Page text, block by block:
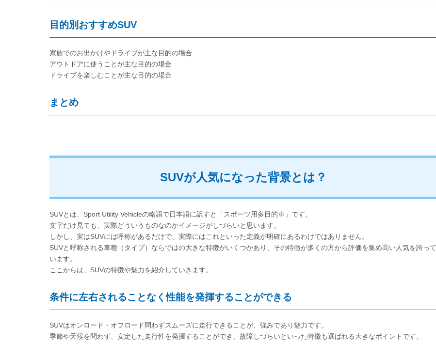
目的別おすすめSUV
家族でのお出かけやドライブが主な目的の場合
アウトドアに使うことが主な目的の場合
ドライブを楽しむことが主な目的の場合
まとめ
SUVが人気になった背景とは？
SUVとは、Sport Utility Vehicleの略語で日本語に訳すと「スポーツ用多目的車」です。
文字だけ見ても、実際どういうものなのかイメージがしづらいと思います。
しかし、実はSUVには呼称があるだけで、実際にはこれといった定義が明確にあるわけではありません。
SUVと呼称される車種（タイプ）ならではの大きな特徴がいくつかあり、その特徴が多くの方から評価を集め高い人気を誇って
います。
ここからは、SUVの特徴や魅力を紹介していきます。
条件に左右されることなく性能を発揮することができる
SUVはオンロード・オフロード問わずスムーズに走行できることが、強みであり魅力です。
季節や天候を問わず、安定した走行性を発揮することができ、故障しづらいといった特徴も選ばれる大きなポイントです。